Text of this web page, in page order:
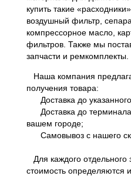
купить такие
воздушный фильтр,
компрессорное масло,
фильтров. Также мы
запчасти и ремкомплекты.
Наша компания
получения товара:
Доставка до
Доставка до терминала
вашем городе;
Самовывоз с нашего
Для каждого отдельного
стоимость определяются